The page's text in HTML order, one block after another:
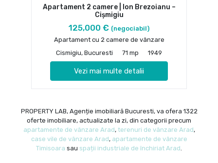
Apartament 2 camere | Ion Brezoianu –
Cișmigiu
125,000 € (negociabil)
Apartament cu 2 camere de vânzare
Cismigiu, Bucuresti
71 mp 1949
Vezi mai multe detalii
PROPERTY LAB, Agenție imobiliară Bucuresti, va ofera 1322
oferte imobiliare, actualizate la zi, din categorii precum
apartamente de vânzare Arad, terenuri de vânzare Arad,
case vile de vânzare Arad, apartamente de vânzare
Timisoara sau spații industriale de închiriat Arad